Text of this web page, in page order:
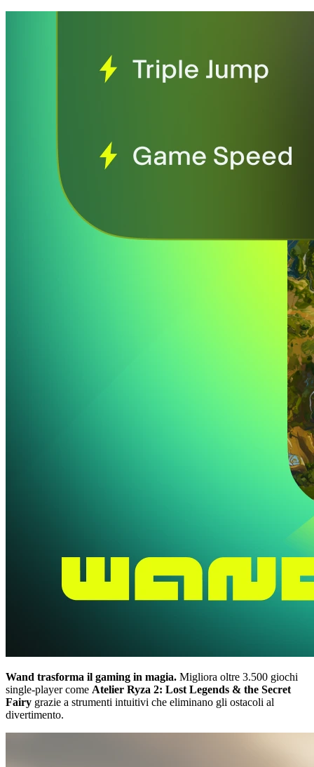
Wand trasforma il gaming in magia. Migliora oltre 3.500 giochi
single-player come Atelier Ryza 2: Lost Legends & the Secret
Fairy grazie a strumenti intuitivi che eliminano gli ostacoli al
divertimento.